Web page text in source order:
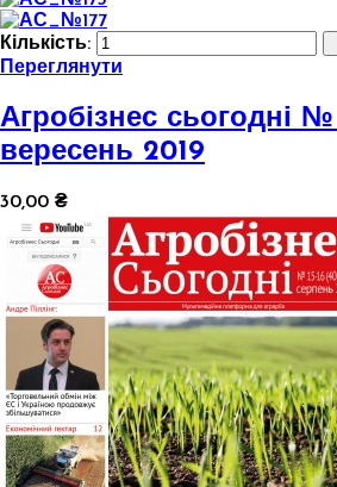
Кількість:
Переглянути
Агробізнес сьогодні №
вересень 2019
30,00 ₴